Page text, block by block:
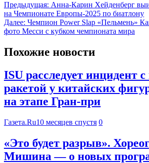
Предыдущая: Анна-Карин Хейденберг
на Чемпионате Европы-2025 по биатлону
Далее: Чемпион Power Slap «Пельмень»
фото Месси с кубком чемпионата мира
Похожие новости
ISU расследует инцидент
ракетой у китайских
на этапе Гран-при
Газета.Ru10 месяцев спустя 0
«Это будет разрыв».
Мишина — о новых